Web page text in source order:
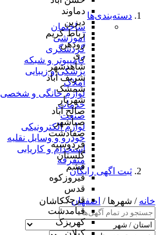
دماوند
دیزین
رباط کریم
رودهن
ری
شاهدشهر
شریف آباد
شمشک
شهریار
صالح آباد
صباشهر
صفادشت
فردوسیه
گلستان
فشم
فیروزکوه
قدس
قرچک
قیامدشت
کهریزک
دسته‌بندی‌ها
ساختمان
آموزشی
گردشگری
کامپیوتر و شبکه
پزشکی و زیبایی
املاک
لوازم خانگی و شخصی
خدمات
صنعت
لوازم الکترونیکی
خودرو و وسایل نقلیه
استخدام و کاریابی
متفرقه
ثبت اگهی رایگان
خانه / شهرها / اصفهان/ کاشان